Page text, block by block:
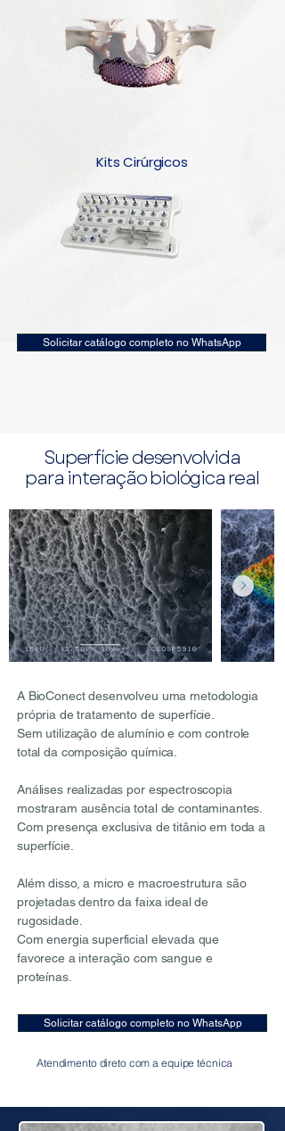
Solicitar catálogo completo no WhatsApp
Kits Cirúrgicos
Superfície desenvolvida
para interação biológica real
A BioConect desenvolveu uma metodologia
própria de tratamento de superfície.
Sem utilização de alumínio e com controle
total da composição química.
Análises realizadas por espectroscopia
mostraram ausência total de contaminantes.
Com presença exclusiva de titânio em toda a
superfície.
Além disso, a micro e macroestrutura são
projetadas dentro da faixa ideal de
rugosidade.
Com energia superficial elevada que
favorece a interação com sangue e
proteínas.
Solicitar catálogo completo no WhatsApp
Atendimento direto com a equipe técnica